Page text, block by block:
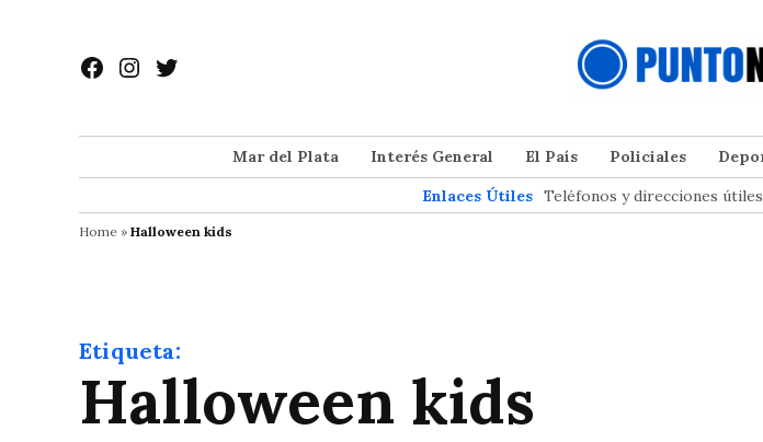
contenido
Facebook
Instagram
Twitter
Mar del Plata Interés General El País Policiales
Enlaces Útiles Teléfonos y direcciones útiles
Home » Halloween kids
Etiqueta:
Halloween kids